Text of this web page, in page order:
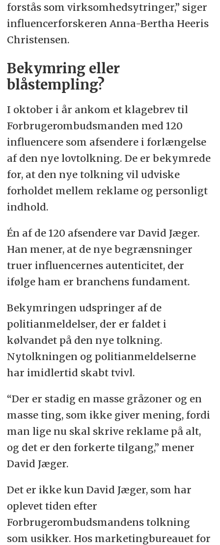
forstås som virksomhedsytringer,” siger
influencerforskeren Anna-Bertha Heeris
Christensen.
Bekymring eller
blåstempling?
I oktober i år ankom et klagebrev til
Forbrugerombudsmanden med 120
influencere som afsendere i forlængelse
af den nye lovtolkning. De er bekymrede
for, at den nye tolkning vil udviske
forholdet mellem reklame og personligt
indhold.
Én af de 120 afsendere var David Jæger.
Han mener, at de nye begrænsninger
truer influencernes autenticitet, der
ifølge ham er branchens fundament.
Bekymringen udspringer af de
politianmeldelser, der er faldet i
kølvandet på den nye tolkning.
Nytolkningen og politianmeldelserne
har imidlertid skabt tvivl.
“Der er stadig en masse gråzoner og en
masse ting, som ikke giver mening, fordi
man lige nu skal skrive reklame på alt,
og det er den forkerte tilgang,” mener
David Jæger.
Det er ikke kun David Jæger, som har
oplevet tiden efter
Forbrugerombudsmandens tolkning
som usikker. Hos marketingbureauet for